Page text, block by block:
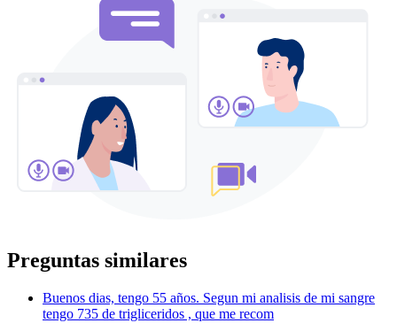
Preguntas similares
Buenos dias, tengo 55 años. Segun mi analisis de mi sangre
tengo 735 de trigliceridos , que me recom